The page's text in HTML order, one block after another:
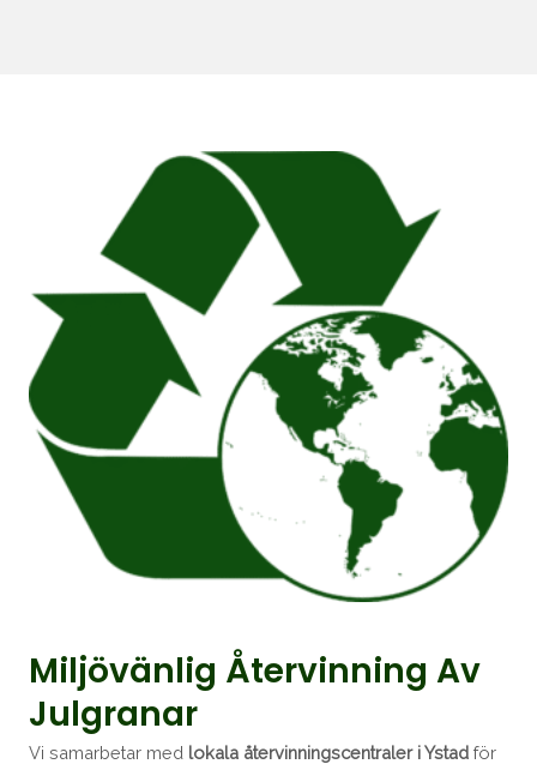
Miljövänlig Återvinning Av
Julgranar
Vi samarbetar med lokala återvinningscentraler i Ystad för